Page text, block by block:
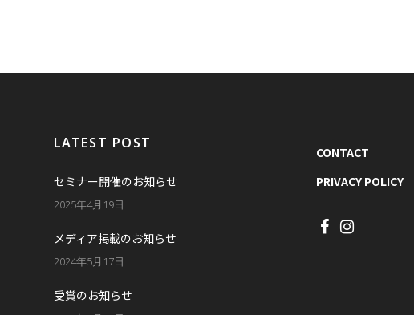
LATEST POST
セミナー開催のお知らせ
2025年4月19日
メディア掲載のお知らせ
2024年5月17日
受賞のお知らせ
CONTACT
PRIVACY POLICY